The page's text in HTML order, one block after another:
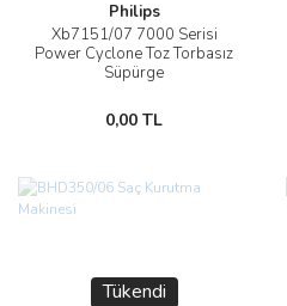
Philips
Xb7151/07 7000 Serisi
Power Cyclone Toz Torbasız
Süpürge
0,00 TL
Tükendi